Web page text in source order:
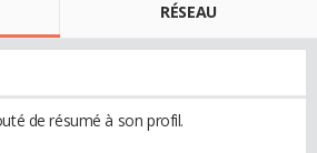
RÉSEAU
de résumé à son profil.